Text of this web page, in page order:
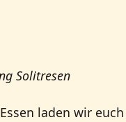
Solitresen
laden wir